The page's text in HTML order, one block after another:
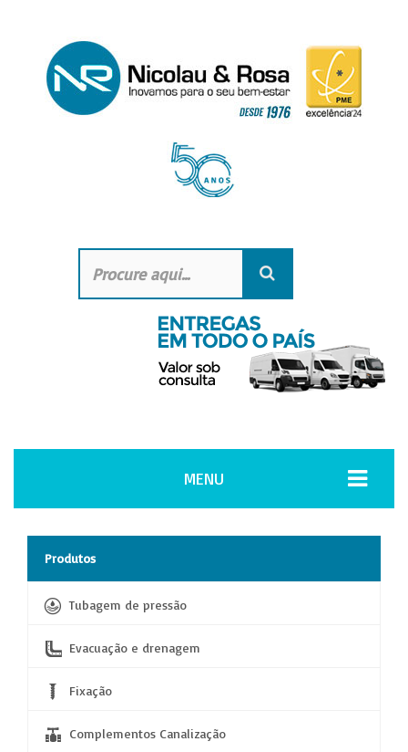
MENU
Produtos
Tubagem de pressão
Evacuação e drenagem
Fixação
Complementos Canalização